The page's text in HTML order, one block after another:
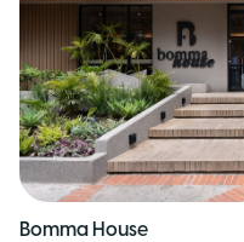
Bomma House